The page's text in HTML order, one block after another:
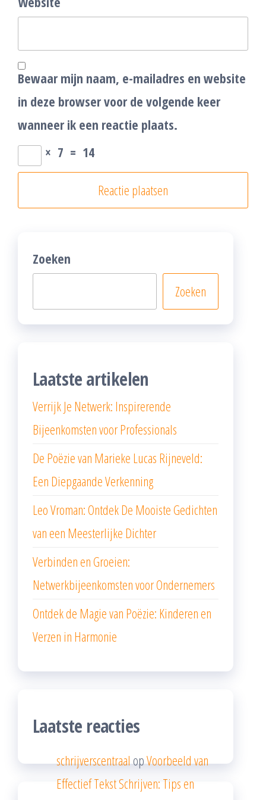
Bewaar mijn naam, e-mailadres en website
in deze browser voor de volgende keer
wanneer ik een reactie plaats.
× 7 = 14
Zoeken
Zoeken
Laatste artikelen
Verrijk Je Netwerk: Inspirerende
Bijeenkomsten voor Professionals
De Poëzie van Marieke Lucas Rijneveld:
Een Diepgaande Verkenning
Leo Vroman: Ontdek De Mooiste Gedichten
van een Meesterlijke Dichter
Verbinden en Groeien:
Netwerkbijeenkomsten voor Ondernemers
Ontdek de Magie van Poëzie: Kinderen en
Verzen in Harmonie
Laatste reacties
schrijverscentraalopVoorbeeld van
Effectief Tekst Schrijven: Tips en